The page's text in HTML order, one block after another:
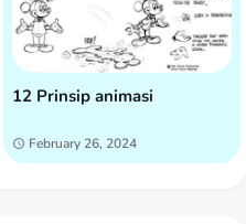
12 Prinsip animasi
February 26, 2024